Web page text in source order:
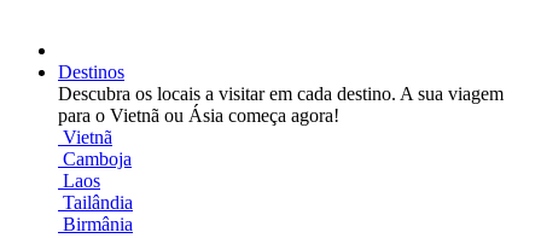
Destinos
Descubra os locais a visitar em cada destino. A sua viagem
para o Vietnã ou Ásia começa agora!
Vietnã
Camboja
Laos
Tailândia
Birmânia